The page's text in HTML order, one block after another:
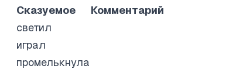
Сказуемое
Комментарий
светил
играл
промелькнула